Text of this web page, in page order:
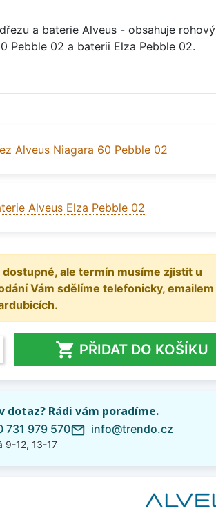
a baterie Alveus - obsahuje rohový
Pebble 02 a baterii Elza Pebble 02.
Alveus Niagara 60 Pebble 02
Alveus Elza Pebble 02
ale termín musíme zjistit u
Vám sdělíme telefonicky, emailem
 PŘIDAT DO KOŠÍKU
dotaz? Rádi vám poradíme.
731 979 570
9-12, 13-17
mail_outline info@trendo.cz